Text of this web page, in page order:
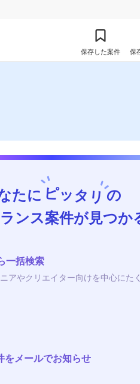
保存した案件 保
たに ピッタリの
ンス案件が見つか
一括検索
アやクリエイター向けを中心にた
をメールでお知らせ